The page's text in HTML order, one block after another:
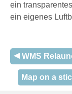
ein
ein eigenes
WMS
Map on a